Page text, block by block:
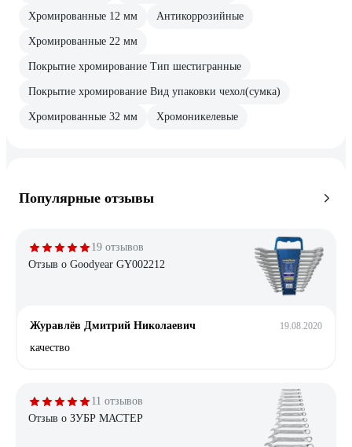
Хромированные 12 мм Антикоррозийные
Хромированные 22 мм
Покрытие хромирование Тип шестигранные
Покрытие хромирование Вид упаковки чехол(сумка)
Хромированные 32 мм Хромоникелевые
Популярные отзывы
19 отзывов
Отзыв о Goodyear GY002212
Журавлёв Дмитрий Николаевич 19.08.2020
качество
11 отзывов
Отзыв о ЗУБР МАСТЕР